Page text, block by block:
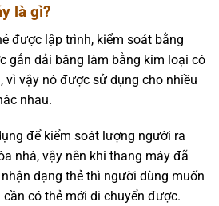
là gì?
được lập trình, kiểm soát bằng
gắn dải băng làm bằng kim loại có
vì vậy nó được sử dụng cho nhiều
nhau.
để kiểm soát lượng người ra
nhà, vậy nên khi thang máy đã
dạng thẻ thì người dùng muốn
có thẻ mới di chuyển được.